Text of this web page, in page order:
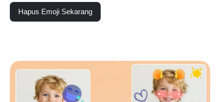
Hapus Emoji Sekarang